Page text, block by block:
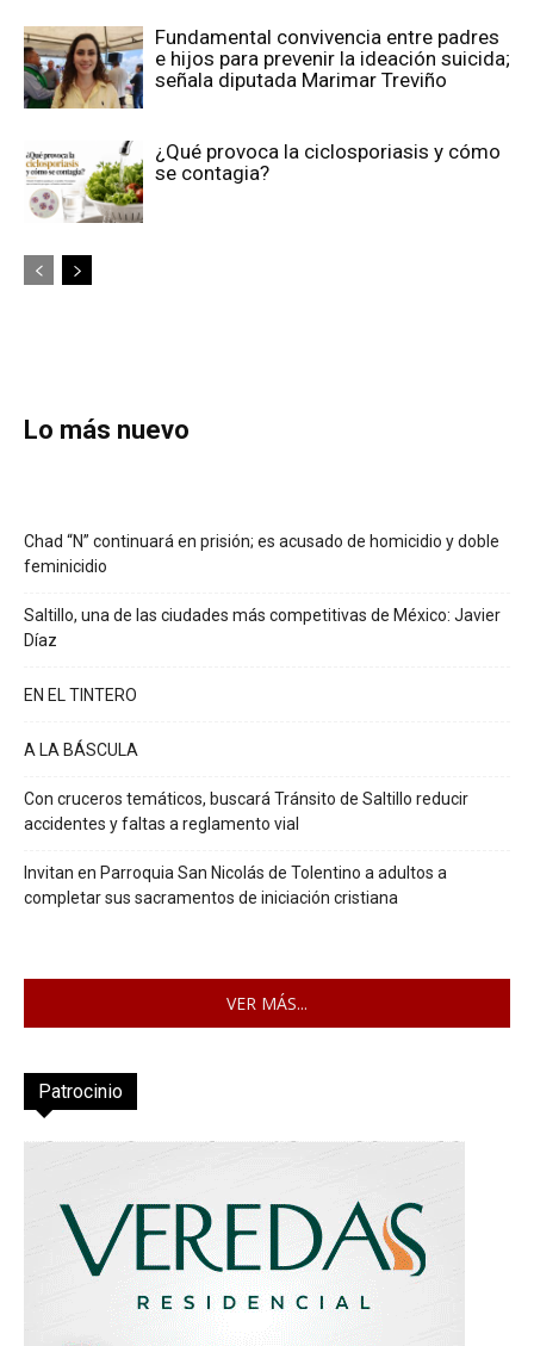
Fundamental convivencia entre padres
e hijos para prevenir la ideación suicida;
señala diputada Marimar Treviño
¿Qué provoca la ciclosporiasis y cómo
se contagia?
Lo más nuevo
Chad “N” continuará en prisión; es acusado de homicidio y doble
feminicidio
Saltillo, una de las ciudades más competitivas de México: Javier
Díaz
EN EL TINTERO
A LA BÁSCULA
Con cruceros temáticos, buscará Tránsito de Saltillo reducir
accidentes y faltas a reglamento vial
Invitan en Parroquia San Nicolás de Tolentino a adultos a
completar sus sacramentos de iniciación cristiana
VER MÁS...
Patrocinio